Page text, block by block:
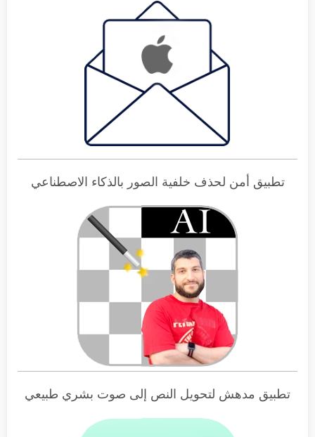
تطبيق أمن لحذف خلفية الصور بالذكاء الاصطناعي
تطبيق مدهش لتحويل النص إلى صوت بشري طبيعي